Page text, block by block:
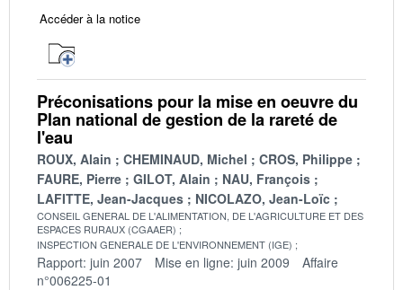
Accéder à la notice
Préconisations pour la mise en oeuvre du
Plan national de gestion de la rareté de
l'eau
ROUX, Alain CHEMINAUD, Michel
CROS, Philippe
FAURE, Pierre
GILOT, Alain
NAU, François
LAFITTE, Jean-Jacques
NICOLAZO, Jean-Loïc
CONSEIL GENERAL DE L'ALIMENTATION, DE L'AGRICULTURE ET DES
ESPACES RURAUX (CGAAER)
INSPECTION GENERALE DE L'ENVIRONNEMENT (IGE)
Rapport: juin 2007 Mise en ligne: juin 2009
Affaire
n°006225-01